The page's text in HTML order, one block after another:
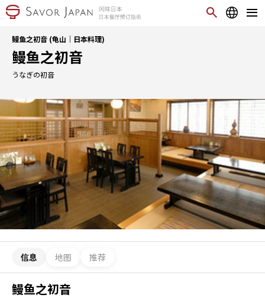
鳗鱼之初音 (龟山｜日本料理)
鳗鱼之初音
うなぎの初音
信息 地图 推荐
鳗鱼之初音